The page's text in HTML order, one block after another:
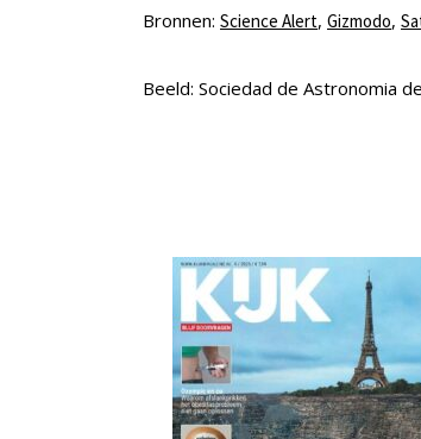
Bronnen: Science Alert, Gizmodo,
Beeld: Sociedad de Astronomia